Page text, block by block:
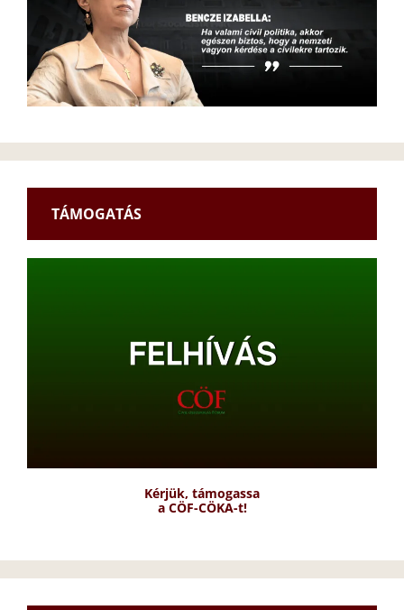
TÁMOGATÁS
Kérjük, támogassa
a CÖF-CÖKA-t!